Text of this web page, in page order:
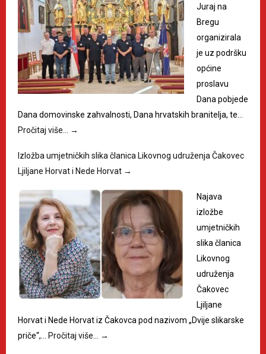
Juraj na
Bregu
organizirala
je uz podršku
općine
proslavu
Dana pobjede
Dana domovinske zahvalnosti, Dana hrvatskih branitelja, te…
Pročitaj više…
→
Izložba umjetničkih slika članica Likovnog udruženja Čakovec
Ljiljane Horvat i Nede Horvat →
Najava
izložbe
umjetničkih
slika članica
Likovnog
udruženja
Čakovec
Ljiljane
Horvat i Nede Horvat iz Čakovca pod nazivom „Dvije slikarske
priče“,…
Pročitaj više… →